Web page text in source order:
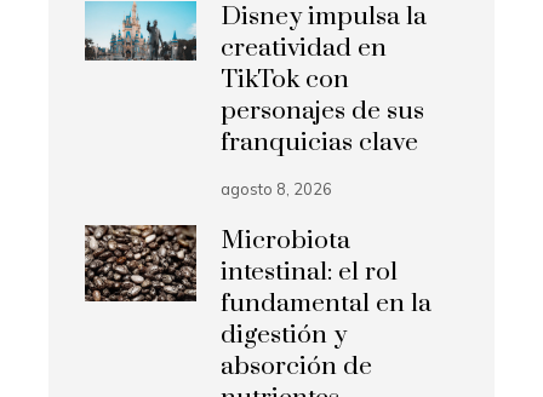
Disney impulsa la
creatividad en
TikTok con
personajes de sus
franquicias clave
agosto 8, 2026
Microbiota
intestinal: el rol
fundamental en la
digestión y
absorción de